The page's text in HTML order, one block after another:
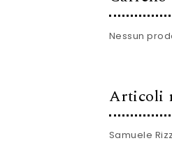
Nessun
Articoli
Samuele